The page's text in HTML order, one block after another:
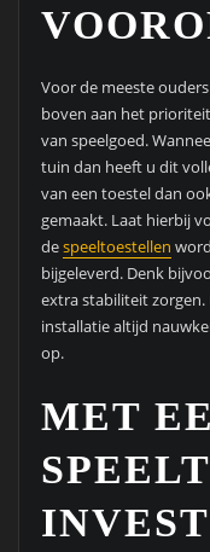
Voor de meeste
boven aan het
van speelgoed.
tuin dan heeft u dit
van een toestel dan
gemaakt. Laat hierbij
despeeltoestellen
bijgeleverd. Denk
extra stabiliteit zorgen.
installatie altijd
op.
MET